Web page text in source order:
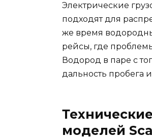
Электрические
подходят для
же время
рейсы, где
Водород в паре с
дальность пробега
моделей